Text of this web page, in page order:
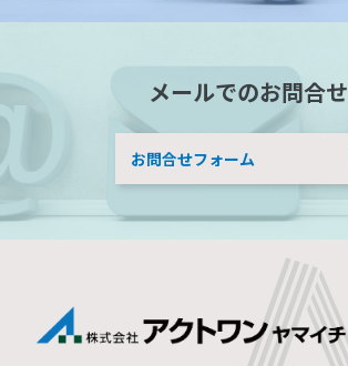
メールでのお問合せ
お問合せフォーム